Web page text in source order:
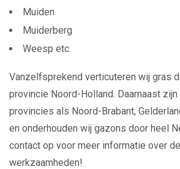
Muiden
Muiderberg
Weesp etc.
Vanzelfsprekend verticuteren wij gras
provincie Noord-Holland. Daarnaast
provincies als Noord-Brabant,
en onderhouden wij gazons door heel
contact op voor meer informatie over
werkzaamheden!